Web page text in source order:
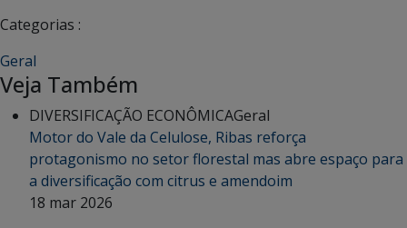
Categorias :
Geral
Veja Também
DIVERSIFICAÇÃO ECONÔMICAGeral
Motor do Vale da Celulose, Ribas reforça
protagonismo no setor florestal mas abre espaço para
a diversificação com citrus e amendoim
18 mar 2026